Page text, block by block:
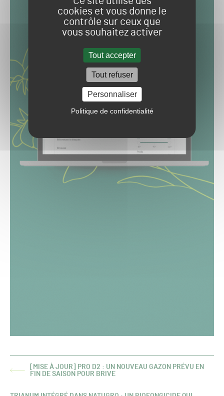
cookies et vous donne le
contrôle sur ceux que
vous souhaitez activer
Tout accepter
Tout refuser
Personnaliser
Politique de confidentialité
ARTICLE
[MISE À JOUR] PRO D2 : UN NOUVEAU GAZON PRÉVU EN
FIN DE SAISON POUR BRIVE